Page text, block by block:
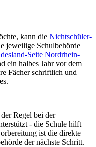
kann die Nichtschüler-
jeweilige Schulbehörde
Seite Nordrhein-
ein halbes Jahr vor dem
Fächer schriftlich und
Regel bei der
- die Schule hilft
ist die direkte
der nächste Schritt.